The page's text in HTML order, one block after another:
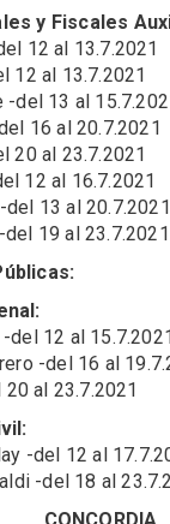
y Fiscales
12 al 13.7.2021
12 al 13.7.2021
-del 13 al
16 al 20.7.2021
20 al 23.7.2021
12 al 16.7.2021
13 al 20.7.2021
del 19 al 23.7.2021
del 12 al
-del 16 al
al 23.7.2021
-del 12 al
-del 18 al